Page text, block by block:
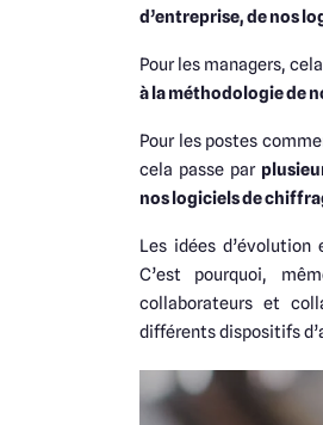
d’entreprise, de nos
Pour les managers,
à la méthodologie de
Pour les postes
cela passe par
nos logiciels de
Les idées
C’est pourquoi,
collaborateurs et
différents dispositifs